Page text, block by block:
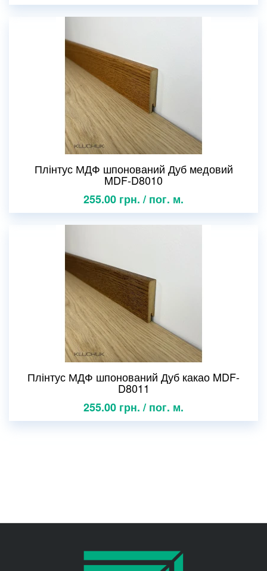
Плінтус МДФ шпонований Дуб медовий
MDF-D8010
255.00 грн. / пог. м.
Плінтус МДФ шпонований Дуб какао MDF-
D8011
255.00 грн. / пог. м.